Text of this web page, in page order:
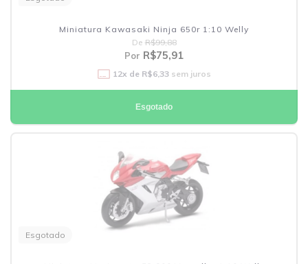
Miniatura Kawasaki Ninja 650r 1:10 Welly
De R$99,88
Por R$75,91
12x de R$6,33sem juros
Esgotado
Esgotado